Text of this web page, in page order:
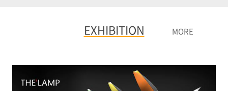
EXHIBITION MORE